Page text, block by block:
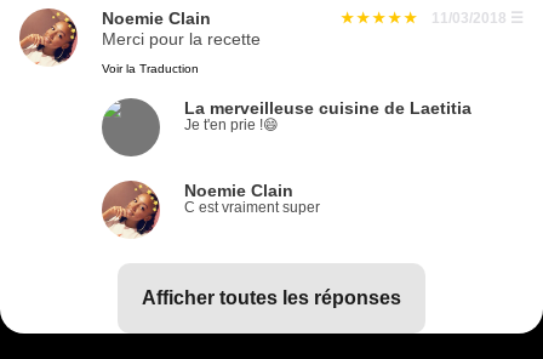
Noemie Clain 11/03/2018 ☰
Merci pour la recette
Voir la Traduction
La merveilleuse cuisine de Laetitia
Je t'en prie !😄
Noemie Clain
C est vraiment super
afficher toutes les réponses